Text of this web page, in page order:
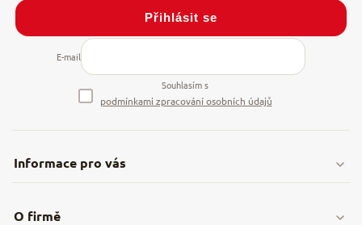
Informace pro vás
E-mail
Souhlasím s
podmínkami zpracování osobních údajů
Přihlásit se
O firmě